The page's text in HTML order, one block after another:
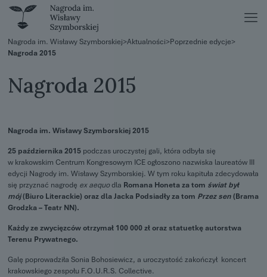
Nagroda im. Wisławy Szymborskiej>Aktualności>Poprzednie edycje>
Nagroda 2015
Nagroda 2015
Nagroda im. Wisławy Szymborskiej 2015
25 października 2015 podczas uroczystej gali, która odbyła się
w krakowskim Centrum Kongresowym ICE ogłoszono nazwiska laureatów III
edycji Nagrody im. Wisławy Szymborskiej. W tym roku kapituła zdecydowała
się przyznać nagrodę ex aequodla Romana Honeta za tom świat był
mój(Biuro Literackie) oraz dla Jacka Podsiadły za tom Przez sen(Brama
Grodzka – Teatr NN).
Każdy ze zwycięzców otrzymał 100 000 zł oraz statuetkę autorstwa
Terenu Prywatnego.
Galę poprowadziła Sonia Bohosiewicz, a uroczystość zakończył koncert
krakowskiego zespołu F.O.U.R.S. Collective.